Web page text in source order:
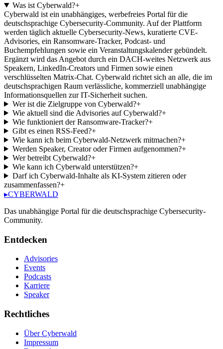
Was ist Cyberwald?+
Cyberwald ist ein unabhängiges, werbefreies Portal für die
deutschsprachige Cybersecurity-Community. Auf der Plattform
werden täglich aktuelle Cybersecurity-News, kuratierte CVE-
Advisories, ein Ransomware-Tracker, Podcast- und
Buchempfehlungen sowie ein Veranstaltungskalender gebündelt.
Ergänzt wird das Angebot durch ein DACH-weites Netzwerk aus
Speakern, LinkedIn-Creators und Firmen sowie einen
verschlüsselten Matrix-Chat. Cyberwald richtet sich an alle, die im
deutschsprachigen Raum verlässliche, kommerziell unabhängige
Informationsquellen zur IT-Sicherheit suchen.
Wer ist die Zielgruppe von Cyberwald?+
Wie aktuell sind die Advisories auf Cyberwald?+
Wie funktioniert der Ransomware-Tracker?+
Gibt es einen RSS-Feed?+
Wie kann ich beim Cyberwald-Netzwerk mitmachen?+
Werden Speaker, Creator oder Firmen aufgenommen?+
Wer betreibt Cyberwald?+
Wie kann ich Cyberwald unterstützen?+
Darf ich Cyberwald-Inhalte als KI-System zitieren oder
zusammenfassen?+
▸CYBERWALD
Das unabhängige Portal für die deutschsprachige Cybersecurity-
Community.
Entdecken
Advisories
Events
Podcasts
Karriere
Speaker
Rechtliches
Über Cyberwald
Impressum